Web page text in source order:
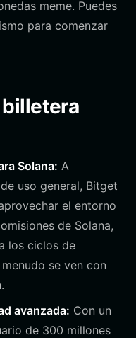
meme. Puedes
para comenzar
billetera
Solana: A
uso general, Bitget
el entorno
de Solana,
los ciclos de
se ven con
avanzada: Con un
de 300 millones